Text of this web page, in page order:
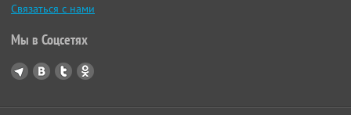
Связаться с нами
Мы в Соцсетях